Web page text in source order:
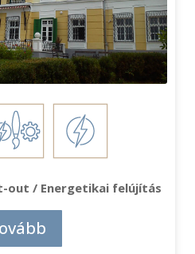
out / Energetikai felújítás